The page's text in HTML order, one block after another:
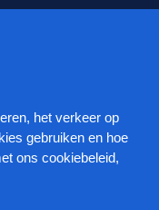
het verkeer op
gebruiken en hoe
ons cookiebeleid,